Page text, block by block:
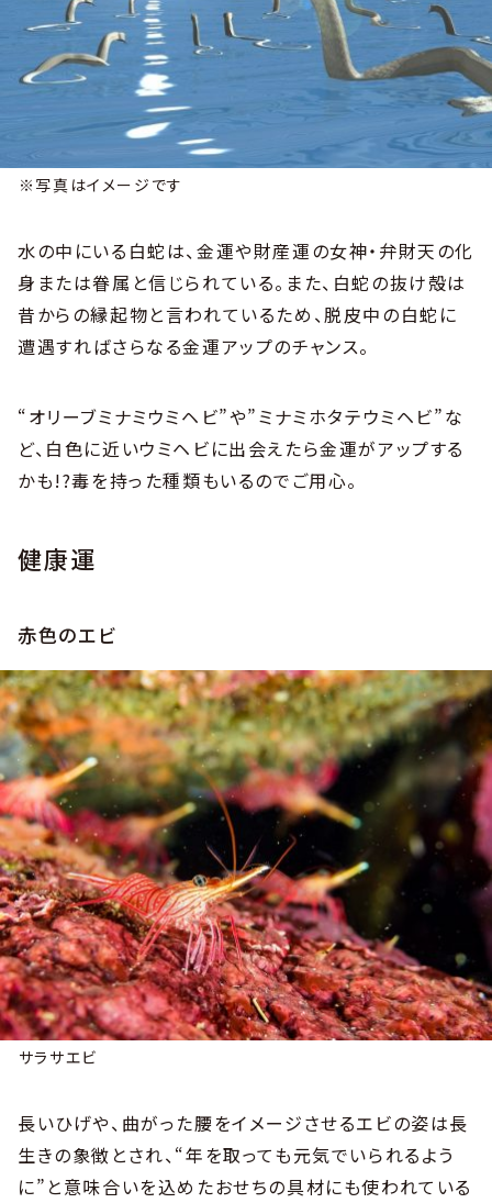
※写真はイメージです
水の中にいる白蛇は、金運や財産運の女神・弁財天の化
身または眷属と信じられている。また、白蛇の抜け殻は
昔からの縁起物と言われているため、脱皮中の白蛇に
遭遇すればさらなる金運アップのチャンス。
“オリーブミナミウミヘビ”や”ミナミホタテウミヘビ”な
ど、白色に近いウミヘビに出会えたら金運がアップする
かも!?毒を持った種類もいるのでご用心。
健康運
赤色のエビ
サラサエビ
長いひげや、曲がった腰をイメージさせるエビの姿は長
生きの象徴とされ、“年を取っても元気でいられるよう
に”と意味合いを込めたおせちの具材にも使われている